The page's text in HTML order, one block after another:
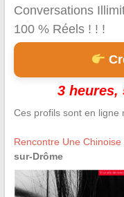
Conversations
100 % Réels ! ! !
3 heures,
Ces profils sont en ligne
Rencontre Une Chinoise
sur-Drôme